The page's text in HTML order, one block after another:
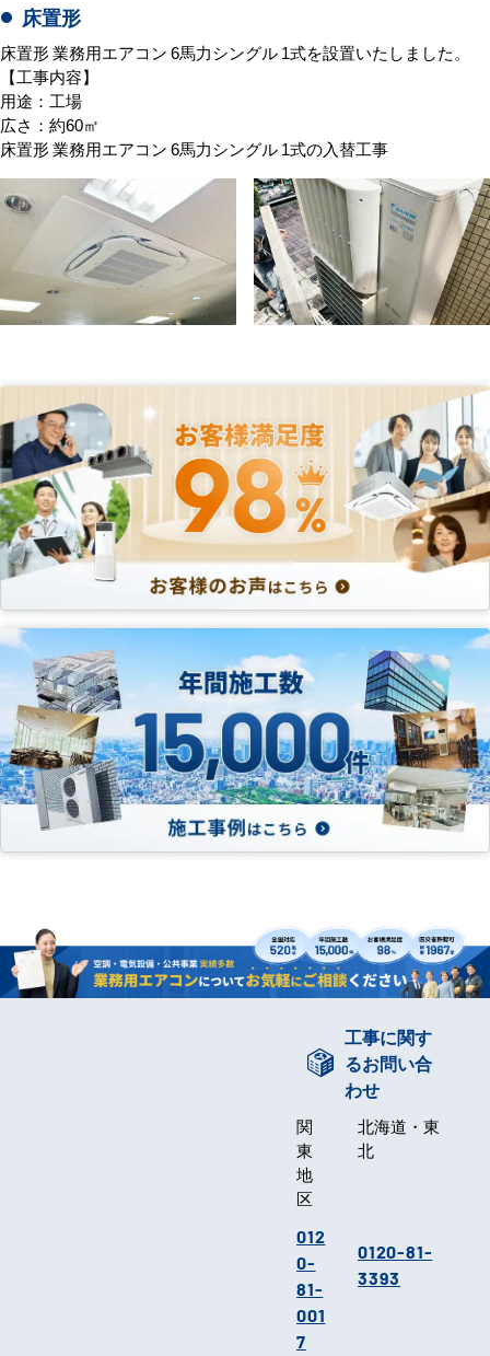
床置形
床置形 業務用エアコン 6馬力シングル 1式を設置いたしました。
【工事内容】
用途：工場
広さ：約60㎡
床置形 業務用エアコン 6馬力シングル 1式の入替工事
工事に関す
るお問い合
わせ
関
東
地
区
012
0-
81-
001
7
北海道・東
北
0120-81-
3393